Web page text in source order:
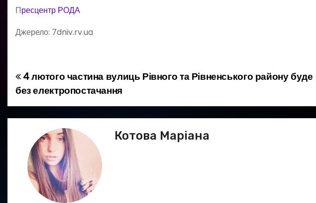
Пресцентр РОДА
Джерело: 7dniv.rv.ua
Н
а
в
4 лютого частина вулиць Рівного та Рівненського району буде
без електропостачання
Котова Маріана